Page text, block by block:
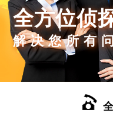
全方位侦
解决您所有